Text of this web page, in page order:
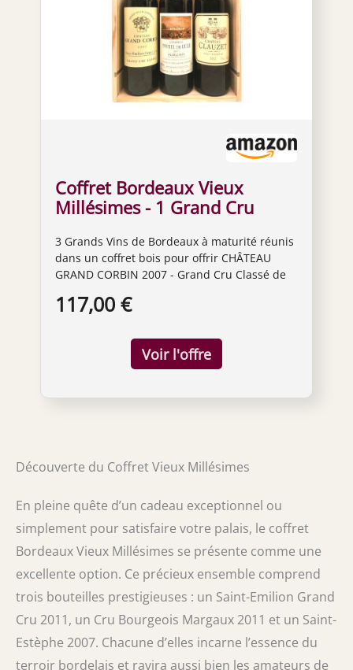
Coffret Bordeaux Vieux
Millésimes - 1 Grand Cru
+ 1 Cru Bourgeois Margaux
2011 + 1 Saint-Estephe 2012 !
3 Grands Vins de Bordeaux à maturité réunis
dans un coffret bois pour offrir CHÂTEAU
GRAND CORBIN 2007 - Grand Cru Classé de
Franc CHÂTEAU PAVEIL DE LUZE 2011 -
Cabernet Sauvignon, Merlot CHÂTEAU
CLUZET 2012 - Saint-Estèphe - Vin Rouge -
Cabernet Sauvignon, Merlot
117,00 €
Découverte du Coffret Vieux Millésimes
En pleine quête d’un cadeau exceptionnel ou
simplement pour satisfaire votre palais, le coffret
Bordeaux Vieux Millésimes se présente comme une
excellente option. Ce précieux ensemble comprend
trois bouteilles prestigieuses : un Saint-Emilion Grand
Cru 2011, un Cru Bourgeois Margaux 2011 et un Saint-
Estèphe 2007. Chacune d’elles incarne l’essence du
terroir bordelais et ravira aussi bien les amateurs de